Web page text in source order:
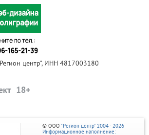
центр", ИНН 4817003180
© ООО "Регион центр" 2004 - 2026
Информационное наполнение: